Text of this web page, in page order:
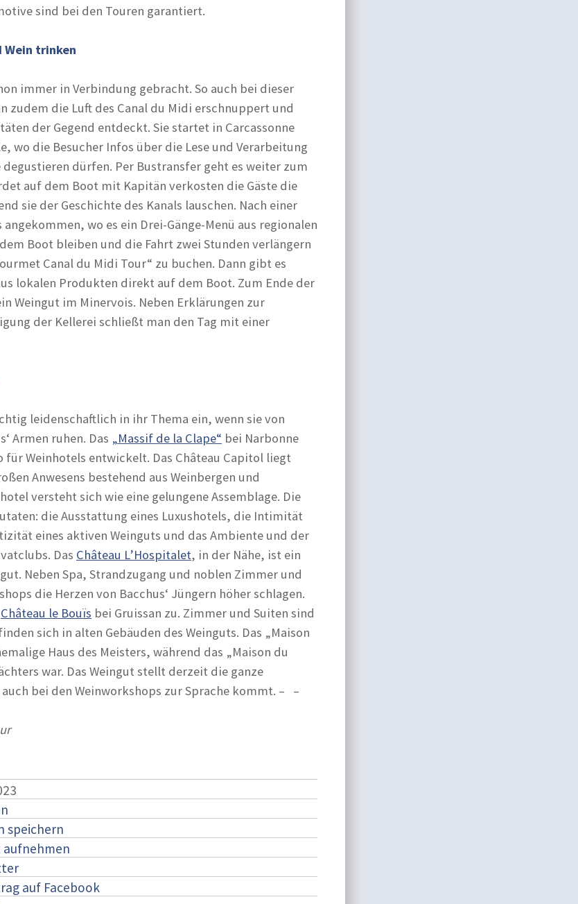
sind bei den Touren garantiert.
Wein trinken
immer in Verbindung gebracht. So auch bei dieser
zudem die Luft des Canal du Midi erschnuppert und
der Gegend entdeckt. Sie startet in Carcassonne
wo die Besucher Infos über die Lese und Verarbeitung
dürfen. Per Bustransfer geht es weiter zum
auf dem Boot mit Kapitän verkosten die Gäste die
sie der Geschichte des Kanals lauschen. Nach einer
wo es ein Drei-Gänge-Menü aus regionalen
Boot bleiben und die Fahrt zwei Stunden verlängern
Canal du Midi Tour“ zu buchen. Dann gibt es
lokalen Produkten direkt auf dem Boot. Zum Ende der
Weingut im Minervois. Neben Erklärungen zur
der Kellerei schließt man den Tag mit einer
leidenschaftlich in ihr Thema ein, wenn sie von
Armen ruhen. Das „Massif de la Clape“ bei Narbonne
für Weinhotels entwickelt. Das Château Capitol liegt
Anwesens bestehend aus Weinbergen und
versteht sich wie eine gelungene Assemblage. Die
die Ausstattung eines Luxushotels, die Intimität
eines aktiven Weinguts und das Ambiente und der
Das Château L’Hospitalet, in der Nähe, ist ein
Neben Spa, Strandzugang und noblen Zimmer und
die Herzen von Bacchus‘ Jüngern höher schlagen.
Château le Bouïs bei Gruissan zu. Zimmer und Suiten sind
sich in alten Gebäuden des Weinguts. Das „Maison
Haus des Meisters, während das „Maison du
war. Das Weingut stellt derzeit die ganze
bei den Weinworkshops zur Sprache kommt. – –
speichern
auf Facebook